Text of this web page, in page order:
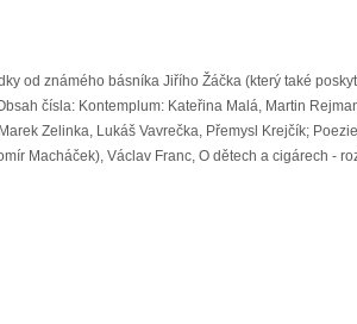
od známého básníka Jiřího Žáčka (který také
čísla: Kontemplum: Kateřina Malá, Martin
Zelinka, Lukáš Vavrečka, Přemysl Krejčík;
Macháček), Václav Franc, O dětech a cigárech -